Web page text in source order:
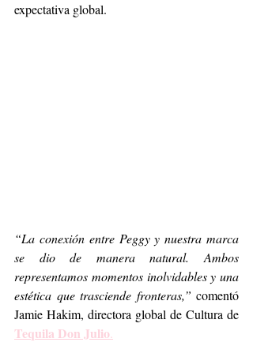
expectativa global.
“La conexión entre Peggy y nuestra marca
se dio de manera natural. Ambos
representamos momentos inolvidables y una
estética que trasciende fronteras,” comentó
Tequila Don Julio